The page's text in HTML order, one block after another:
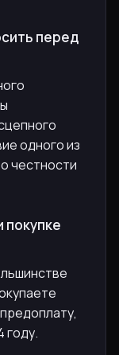
перед
одного из
честности
покупке
году.